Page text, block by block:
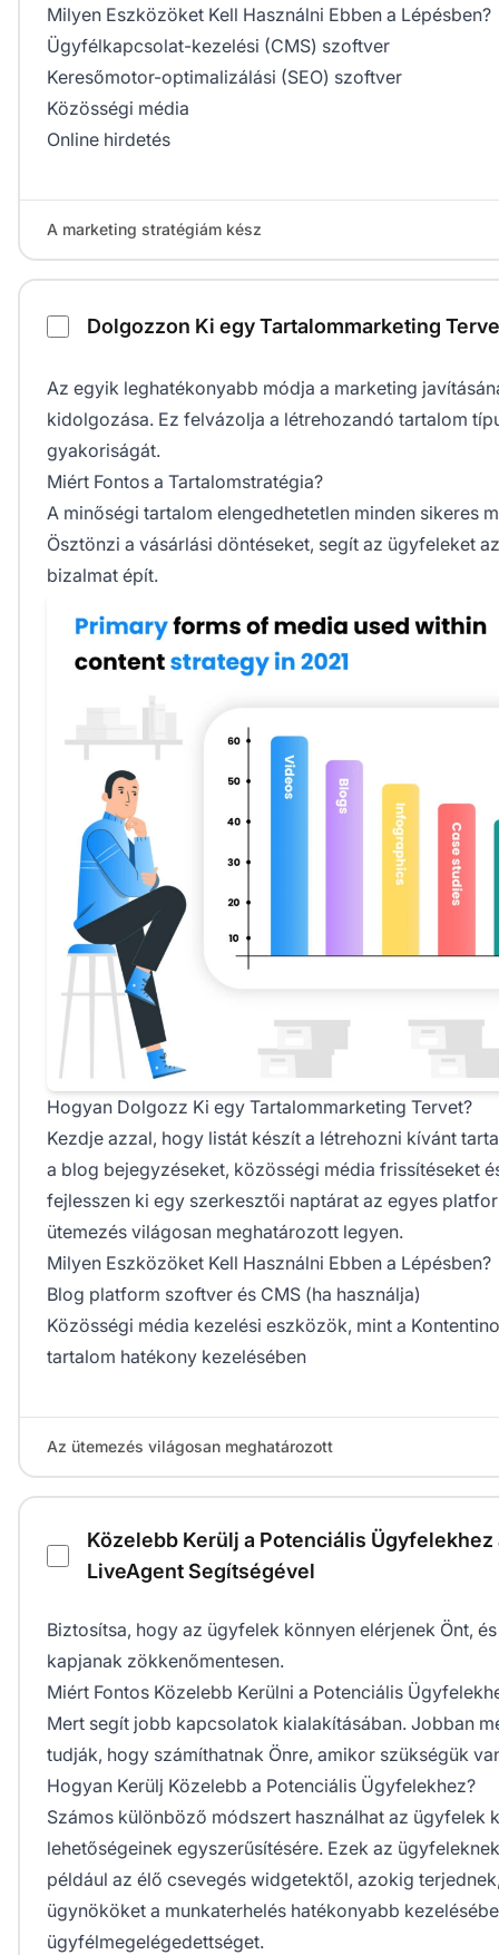
Milyen Eszközöket Kell Használni Ebben a Lépésben?
Ügyfélkapcsolat-kezelési (CMS) szoftver
Keresőmotor-optimalizálási (SEO) szoftver
Közösségi média
Online hirdetés
A marketing stratégiám kész
Dolgozzon Ki egy Tartalommarketing
Az egyik leghatékonyabb módja a marketing
kidolgozása. Ez felvázolja a létrehozandó tartalom
gyakoriságát.
Miért Fontos a Tartalomstratégia?
A minőségi tartalom elengedhetetlen minden sikeres
Ösztönzi a vásárlási döntéseket, segít az ügyfeleket
bizalmat épít.
Hogyan Dolgozz Ki egy Tartalommarketing Tervet?
Kezdje azzal, hogy listát készít a létrehozni kívánt
a blog bejegyzéseket, közösségi média frissítéseket
fejlesszen ki egy szerkesztői naptárat az egyes
ütemezés világosan meghatározott legyen.
Milyen Eszközöket Kell Használni Ebben a Lépésben?
Blog platform szoftver és CMS (ha használja)
Közösségi média kezelési eszközök, mint a
tartalom hatékony kezelésében
Az ütemezés világosan meghatározott
Közelebb Kerülj a Potenciális Ügyfelekhez
LiveAgent Segítségével
Biztosítsa, hogy az ügyfelek könnyen elérjenek Önt,
kapjanak zökkenőmentesen.
Miért Fontos Közelebb Kerülni a Potenciális
Mert segít jobb kapcsolatok kialakításában. Jobban
tudják, hogy számíthatnak Önre, amikor szükségük
Hogyan Kerülj Közelebb a Potenciális Ügyfelekhez?
Számos különböző módszert használhat az ügyfelek
lehetőségeinek egyszerűsítésére. Ezek az
például az élő csevegés widgetektől, azokig
ügynököket a munkaterhelés hatékonyabb
ügyfélmegelégedettséget.